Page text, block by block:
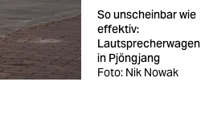
So unscheinbar wie
effektiv:
Lautsprecherwagen
in Pjöngjang
Foto: Nik Nowak